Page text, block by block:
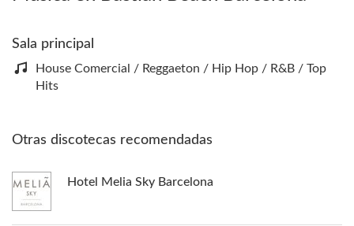
Sala principal
House Comercial / Reggaeton / Hip Hop / R&B / Top
Hits
Otras discotecas recomendadas
Hotel Melia Sky Barcelona